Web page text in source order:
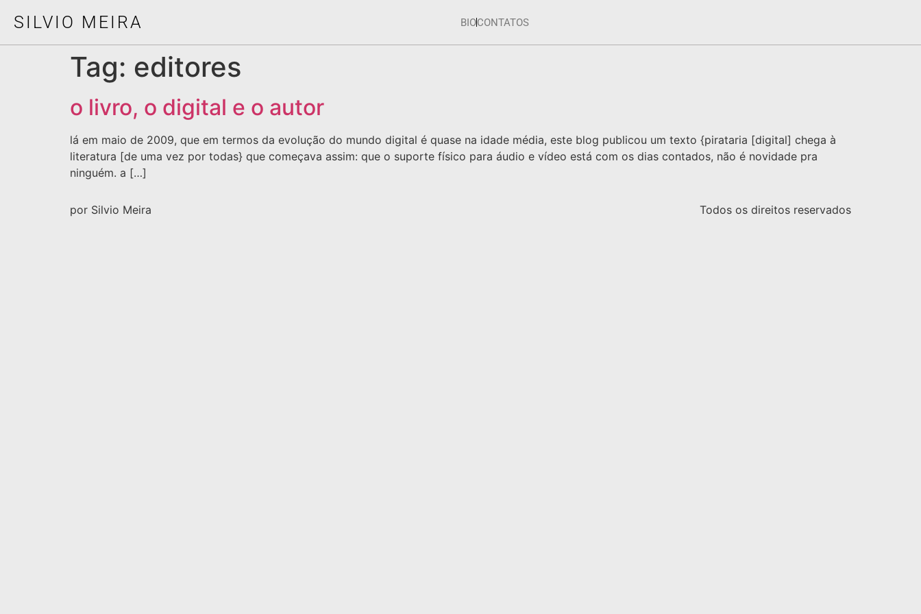
SILVIO MEIRA BIOCONTATOS
Tag: editores
o livro, o digital e o autor
lá em maio de 2009, que em termos da evolução do mundo digital é quase na idade média, este blog publicou um texto {pirataria [digital] chega à
literatura [de uma vez por todas} que começava assim: que o suporte físico para áudio e vídeo está com os dias contados, não é novidade pra
ninguém. a […]
por Silvio Meira Todos os direitos reservados